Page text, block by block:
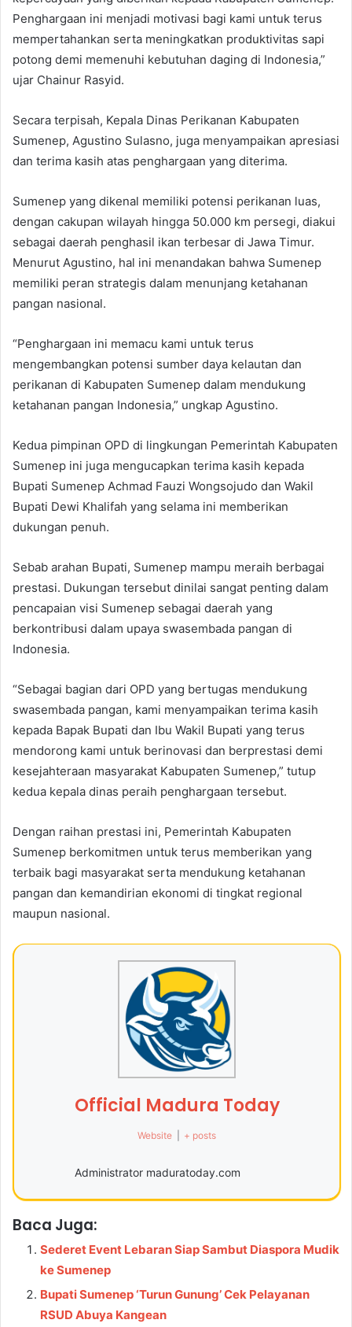
Penghargaan ini menjadi motivasi bagi kami untuk terus
mempertahankan serta meningkatkan produktivitas sapi
potong demi memenuhi kebutuhan daging di Indonesia,”
ujar Chainur Rasyid.
Secara terpisah, Kepala Dinas Perikanan Kabupaten
Sumenep, Agustino Sulasno, juga menyampaikan apresiasi
dan terima kasih atas penghargaan yang diterima.
Sumenep yang dikenal memiliki potensi perikanan luas,
dengan cakupan wilayah hingga 50.000 km persegi, diakui
sebagai daerah penghasil ikan terbesar di Jawa Timur.
Menurut Agustino, hal ini menandakan bahwa Sumenep
memiliki peran strategis dalam menunjang ketahanan
pangan nasional.
“Penghargaan ini memacu kami untuk terus
mengembangkan potensi sumber daya kelautan dan
perikanan di Kabupaten Sumenep dalam mendukung
ketahanan pangan Indonesia,” ungkap Agustino.
Kedua pimpinan OPD di lingkungan Pemerintah Kabupaten
Sumenep ini juga mengucapkan terima kasih kepada
Bupati Sumenep Achmad Fauzi Wongsojudo dan Wakil
Bupati Dewi Khalifah yang selama ini memberikan
dukungan penuh.
Sebab arahan Bupati, Sumenep mampu meraih berbagai
prestasi. Dukungan tersebut dinilai sangat penting dalam
pencapaian visi Sumenep sebagai daerah yang
berkontribusi dalam upaya swasembada pangan di
Indonesia.
“Sebagai bagian dari OPD yang bertugas mendukung
swasembada pangan, kami menyampaikan terima kasih
kepada Bapak Bupati dan Ibu Wakil Bupati yang terus
mendorong kami untuk berinovasi dan berprestasi demi
kesejahteraan masyarakat Kabupaten Sumenep,” tutup
kedua kepala dinas peraih penghargaan tersebut.
Dengan raihan prestasi ini, Pemerintah Kabupaten
Sumenep berkomitmen untuk terus memberikan yang
terbaik bagi masyarakat serta mendukung ketahanan
pangan dan kemandirian ekonomi di tingkat regional
maupun nasional.
Official Madura Today
Website + posts
Administrator maduratoday.com
Baca Juga:
Sederet Event Lebaran Siap Sambut Diaspora Mudik
ke Sumenep
Bupati Sumenep ‘Turun Gunung’ Cek Pelayanan
RSUD Abuya Kangean